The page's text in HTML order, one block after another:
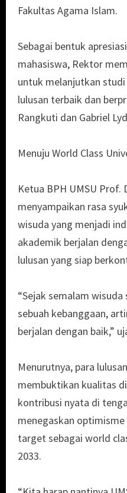
Fakultas Agama Islam.
Sebagai bentuk
mahasiswa, Rektor
untuk melanjutkan studi
lulusan terbaik dan
Rangkuti dan Gabriel
Menuju World Class
Ketua BPH UMSU Prof.
menyampaikan rasa
wisuda yang menjadi
akademik berjalan
lulusan yang siap
“Sejak semalam
sebuah kebanggaan,
berjalan dengan baik,”
Menurutnya, para
membuktikan kualitas
kontribusi nyata di
menegaskan
target sebagai world
2033.